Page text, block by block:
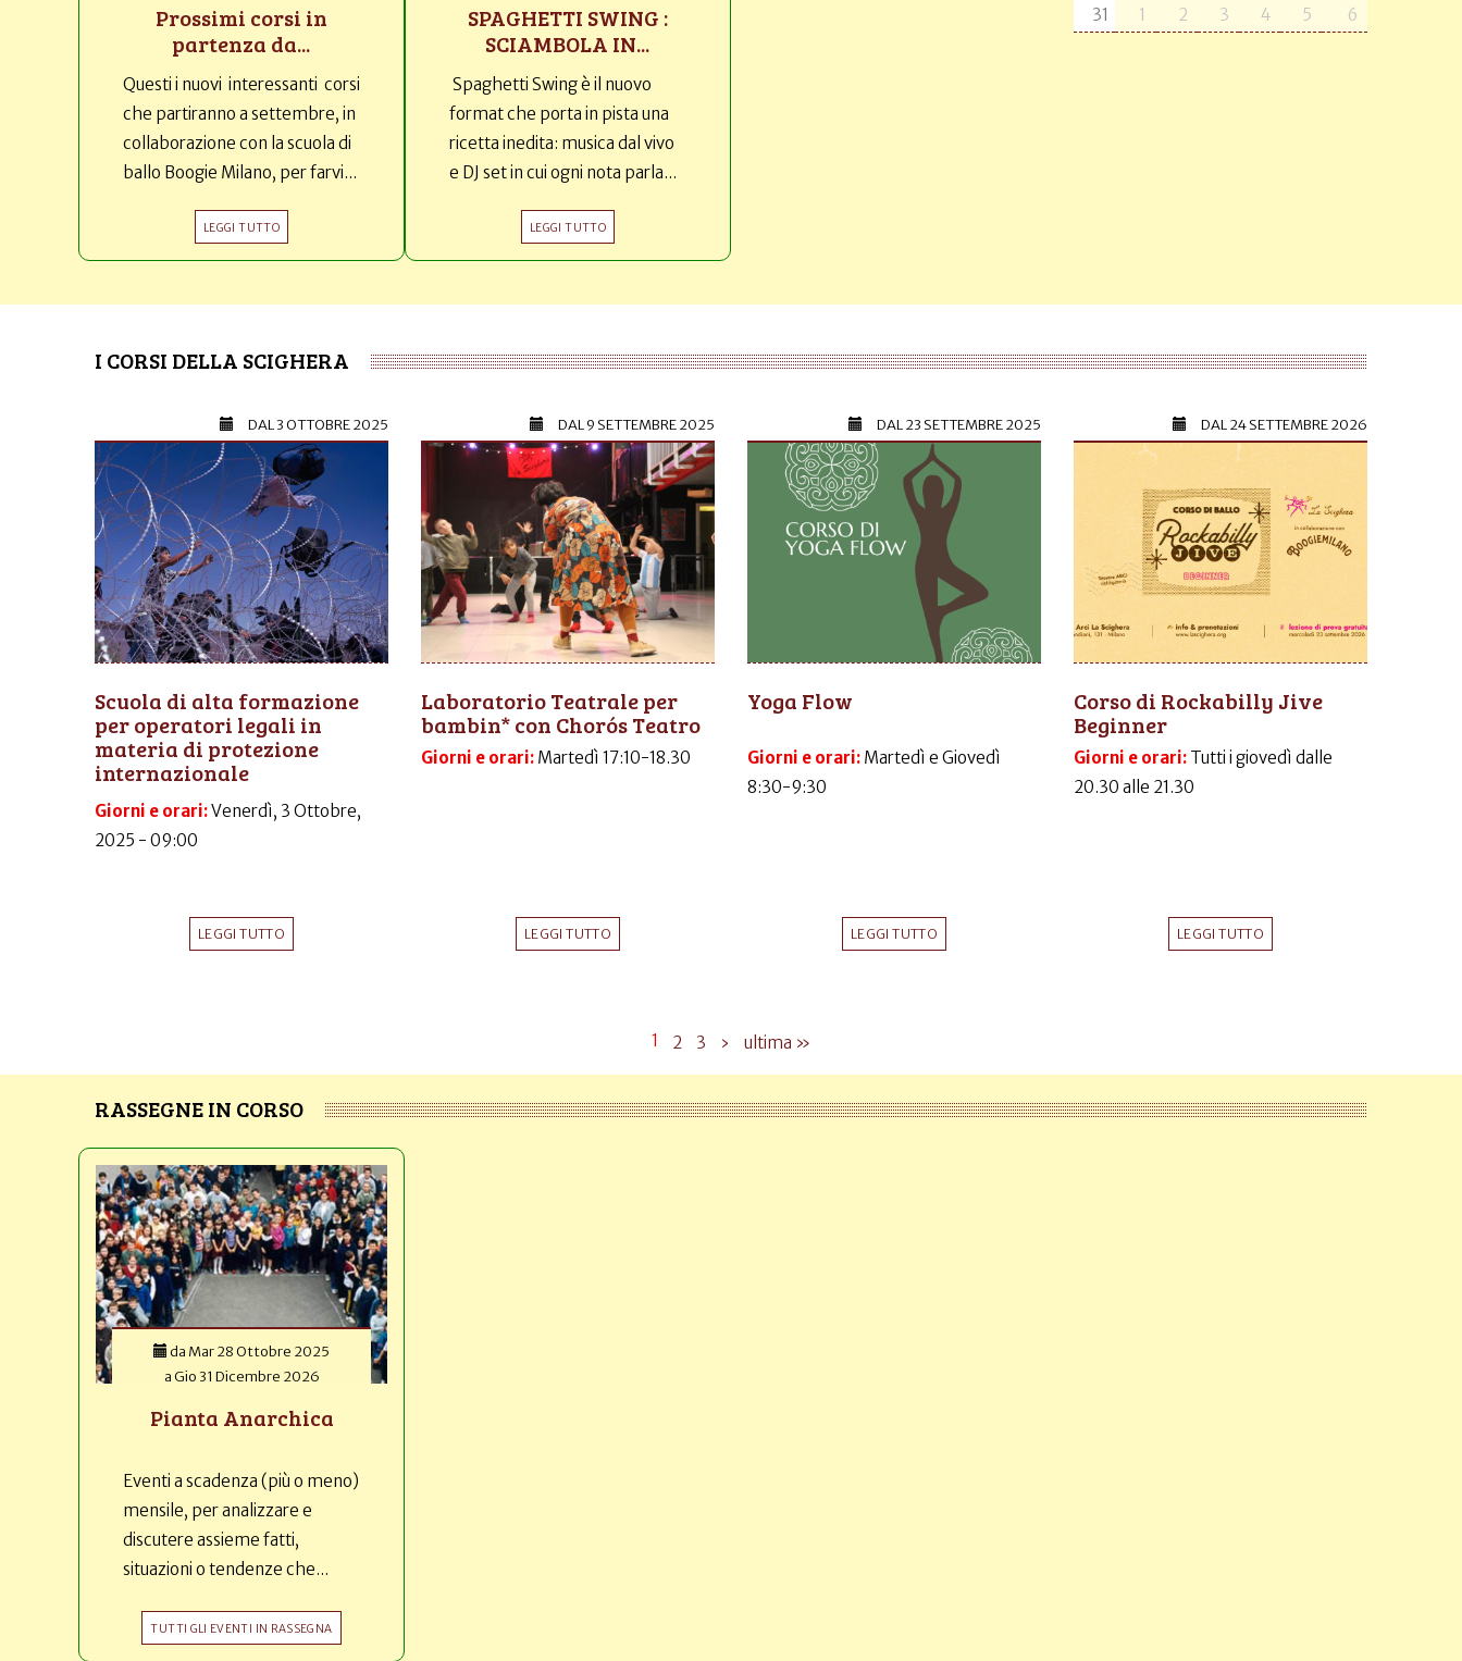
Prossimi corsi in
partenza da...
Questi i nuovi interessanti corsi
che partiranno a settembre, in
collaborazione con la scuola di
ballo Boogie Milano, per farvi...
LEGGI TUTTO
SPAGHETTI SWING :
SCIAMBOLA IN...
Spaghetti Swing è il nuovo
format che porta in pista una
ricetta inedita: musica dal vivo
e DJ set in cui ogni nota parla...
LEGGI TUTTO
31
1 2 3 4 5 6
I CORSI DELLA SCIGHERA
DAL3 OTTOBRE 2025
Scuola di alta formazione
per operatori legali in
materia di protezione
internazionale
Giorni e orari:Venerdì, 3 Ottobre,
2025 - 09:00
LEGGI TUTTO
DAL9 SETTEMBRE 2025
Laboratorio Teatrale per
bambin* con Chorós Teatro
Giorni e orari: Martedì 17:10-18.30
LEGGI TUTTO
DAL23 SETTEMBRE 2025
Yoga Flow
Giorni e orari: Martedì e Giovedì
8:30-9:30
LEGGI TUTTO
DAL24 SETTEMBRE 2026
Corso di Rockabilly Jive
Beginner
Giorni e orari: Tutti i giovedì dalle
20.30 alle 21.30
LEGGI TUTTO
1 2 3 › ultima »
RASSEGNE IN CORSO
da Mar 28 Ottobre 2025
aGio 31 Dicembre 2026
Pianta Anarchica
Eventi a scadenza (più o meno)
mensile, per analizzare e
discutere assieme fatti,
situazioni o tendenze che...
TUTTI GLI EVENTI IN RASSEGNA